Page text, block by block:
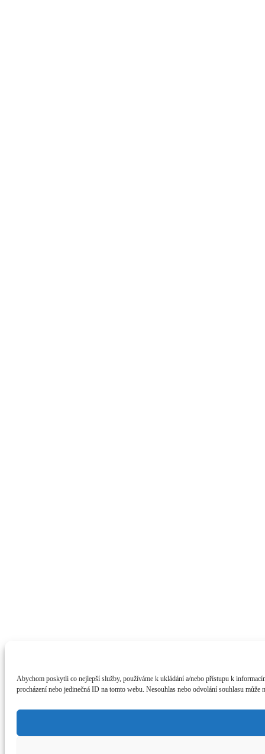
Abychom poskytli co nejlepší služby, používáme k ukládání a/nebo přístupu k
procházení nebo jedinečná ID na tomto webu. Nesouhlas nebo odvolání souhlasu